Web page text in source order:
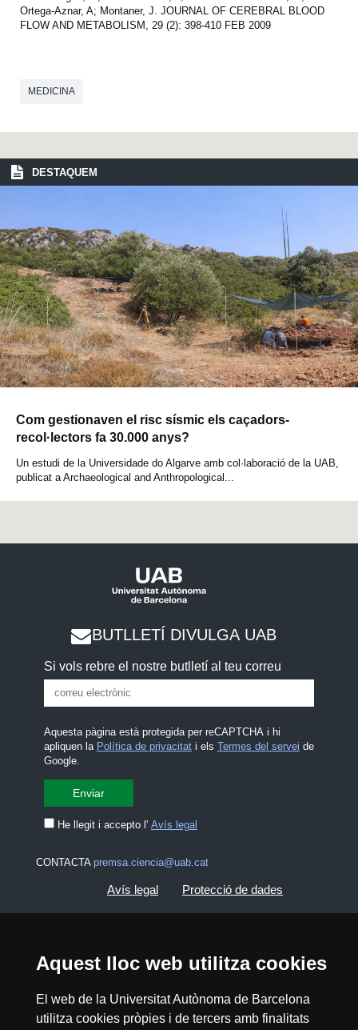
Aquest lloc web utilitza cookies
El web de la Universitat Autònoma de Barcelona
utilitza cookies pròpies i de tercers amb finalitats
Ortega-Aznar, A; Montaner, J. JOURNAL OF CEREBRAL BLOOD
FLOW AND METABOLISM, 29 (2): 398-410 FEB 2009
MEDICINA
DESTAQUEM
Com gestionaven el risc sísmic els caçadors-
recol·lectors fa 30.000 anys?
Un estudi de la Universidade do Algarve amb col·laboració de la UAB,
publicat a Archaeological and Anthropological...
BUTLLETÍ DIVULGA UAB
Si vols rebre el nostre butlletí al teu correu
Aquesta pàgina està protegida per reCAPTCHA i hi
apliquen la Política de privacitati els Termes del servei de
Google.
He llegit i accepto l' Avís legal
CONTACTA premsa.ciencia@uab.cat
Avís legal Protecció de dades
Mapa del web UAB
2026 Divulga UAB - Creative Commons